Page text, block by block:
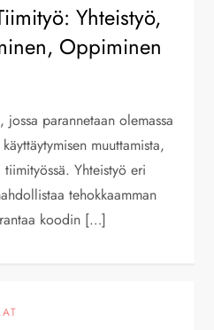
Yhteistyö,
Oppiminen
parannetaan olemassa
muuttamista,
Yhteistyö eri
tehokkaamman
koodin […]